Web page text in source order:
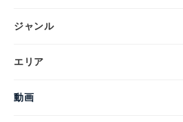
ジャンル
エリア
動画